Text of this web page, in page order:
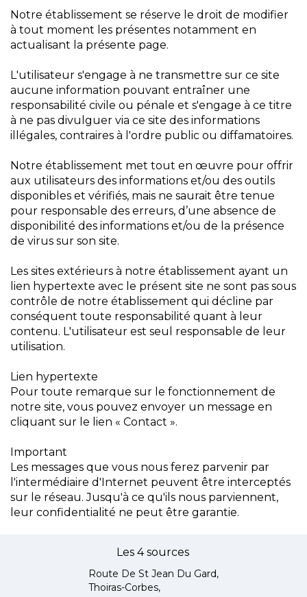
Notre établissement se réserve le droit de modifier
à tout moment les présentes notamment en
actualisant la présente page.
L'utilisateur s'engage à ne transmettre sur ce site
aucune information pouvant entraîner une
responsabilité civile ou pénale et s'engage à ce titre
à ne pas divulguer via ce site des informations
illégales, contraires à l'ordre public ou diffamatoires.
Notre établissement met tout en œuvre pour offrir
aux utilisateurs des informations et/ou des outils
disponibles et vérifiés, mais ne saurait être tenue
pour responsable des erreurs, d’une absence de
disponibilité des informations et/ou de la présence
de virus sur son site.
Les sites extérieurs à notre établissement ayant un
lien hypertexte avec le présent site ne sont pas sous
contrôle de notre établissement qui décline par
conséquent toute responsabilité quant à leur
contenu. L'utilisateur est seul responsable de leur
utilisation.
Lien hypertexte
Pour toute remarque sur le fonctionnement de
notre site, vous pouvez envoyer un message en
cliquant sur le lien « Contact ».
Important
Les messages que vous nous ferez parvenir par
l'intermédiaire d'Internet peuvent être interceptés
sur le réseau. Jusqu'à ce qu'ils nous parviennent,
leur confidentialité ne peut être garantie.
Les 4 sources
Route De St Jean Du Gard,
Thoiras-Corbes,